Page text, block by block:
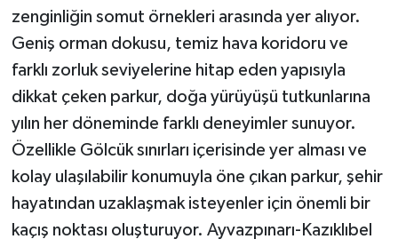
zenginliğin somut örnekleri arasında yer alıyor.
Geniş orman dokusu, temiz hava koridoru ve
farklı zorluk seviyelerine hitap eden yapısıyla
dikkat çeken parkur, doğa yürüyüşü tutkunlarına
yılın her döneminde farklı deneyimler sunuyor.
Özellikle Gölcük sınırları içerisinde yer alması ve
kolay ulaşılabilir konumuyla öne çıkan parkur, şehir
hayatından uzaklaşmak isteyenler için önemli bir
kaçış noktası oluşturuyor. Ayvazpınarı-Kazıklıbel